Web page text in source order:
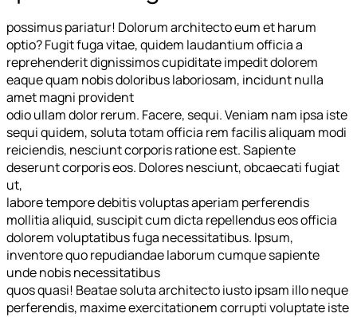
possimus pariatur! Dolorum architecto eum et harum
optio? Fugit fuga vitae, quidem laudantium officia a
reprehenderit dignissimos cupiditate impedit dolorem
eaque quam nobis doloribus laboriosam, incidunt nulla
amet magni provident
odio ullam dolor rerum. Facere, sequi. Veniam nam ipsa iste
sequi quidem, soluta totam officia rem facilis aliquam modi
reiciendis, nesciunt corporis ratione est. Sapiente
deserunt corporis eos. Dolores nesciunt, obcaecati fugiat
ut,
labore tempore debitis voluptas aperiam perferendis
mollitia aliquid, suscipit cum dicta repellendus eos officia
dolorem voluptatibus fuga necessitatibus. Ipsum,
inventore quo repudiandae laborum cumque sapiente
unde nobis necessitatibus
quos quasi! Beatae soluta architecto iusto ipsam illo neque
perferendis, maxime exercitationem corrupti voluptate iste